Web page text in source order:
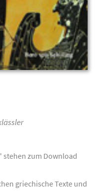
zum Download
griechische Texte und